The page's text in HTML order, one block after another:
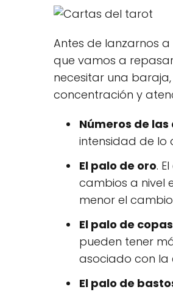
Antes de lanzarnos
que vamos a
necesitar una
concentración y
Números de
intensidad de lo
El palo de oro.
cambios a nivel
menor el
El palo de copas
pueden tener
asociado con la
El palo de